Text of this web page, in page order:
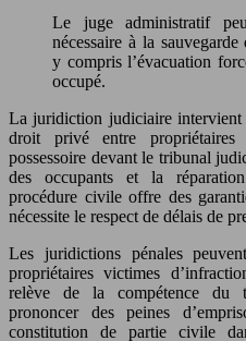
Le juge administratif
nécessaire à la
y compris l’évacuation
occupé.
La juridiction judiciaire
droit privé entre propriétaires
possessoire devant le tribunal
des occupants et la
procédure civile offre des
nécessite le respect de délais de
Les juridictions pénales
propriétaires victimes
relève de la compétence du
prononcer des peines
constitution de partie civile